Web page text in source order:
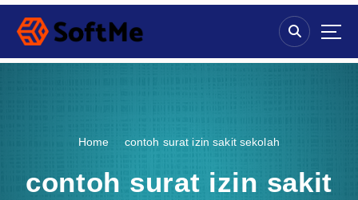
S
p
Home contoh surat izin sakit sekolah
contoh surat izin sakit